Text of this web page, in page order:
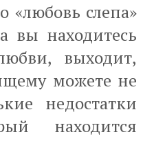
«любовь слепа»
вы находитесь
выходит,
можете не
недостатки
находится